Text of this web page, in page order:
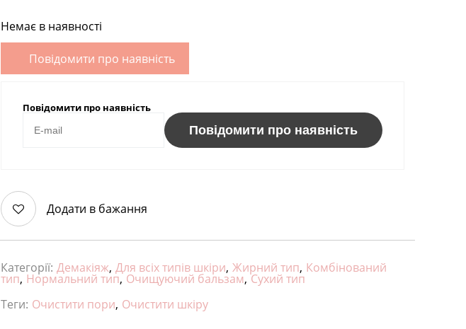
Немає в наявності
Повідомити про наявність
Повідомити про наявність
Повідомити про наявність
Додати в бажання
Категорії: Демакіяж, Для всіх типів шкіри, Жирний тип, Комбінований
тип, Нормальний тип, Очищуючий бальзам, Сухий тип
Теги: Очистити пори, Очистити шкіру